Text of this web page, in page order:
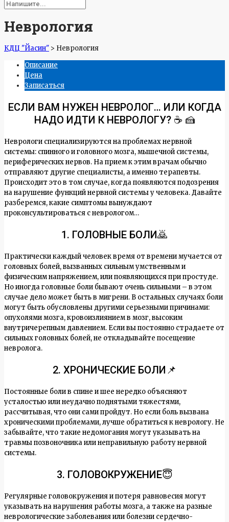
Неврология
КДЦ "Йасин" > Неврология
Описание
Цена
Записаться
ЕСЛИ ВАМ НУЖЕН НЕВРОЛОГ… ИЛИ КОГДА
НАДО ИДТИ К НЕВРОЛОГУ? ☕ 🍰
Неврологи специализируются на проблемах нервной
системы: спинного и головного мозга, мышечной системы,
периферических нервов. На прием к этим врачам обычно
отправляют другие специалисты, а именно терапевты.
Происходит это в том случае, когда появляются подозрения
на нарушение функций нервной системы у человека. Давайте
разберемся, какие симптомы вынуждают
проконсультироваться с неврологом…
1. ГОЛОВНЫЕ БОЛИ🙇
Практически каждый человек время от времени мучается от
головных болей, вызванных сильным умственным и
физическим напряжением, или появляющихся при простуде.
Но иногда головные боли бывают очень сильными – в этом
случае дело может быть в мигрени. В остальных случаях боли
могут быть обусловлены другими серьезными причинами:
опухолями мозга, кровоизлиянием в мозг, высоким
внутричерепным давлением. Если вы постоянно страдаете от
сильных головных болей, не откладывайте посещение
невролога.
2. ХРОНИЧЕСКИЕ БОЛИ📌
Постоянные боли в спине и шее нередко объясняют
усталостью или неудачно поднятыми тяжестями,
рассчитывая, что они сами пройдут. Но если боль вызвана
хроническими проблемами, лучше обратиться к неврологу. Не
забывайте, что такие недомогания могут указывать на
травмы позвоночника или неправильную работу нервной
системы.
3. ГОЛОВОКРУЖЕНИЕ😇
Регулярные головокружения и потеря равновесия могут
указывать на нарушения работы мозга, а также на разные
неврологические заболевания или болезни сердечно-